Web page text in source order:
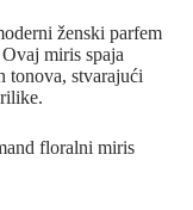
ženski parfem
miris spaja
tonova, stvarajući
floralni miris